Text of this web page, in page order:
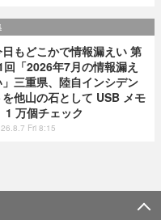
もどこかで情報漏えい 第
回「2026年7月の情報漏え
」三重県、陸自インシデン
を他山の石として USB メモ
1 万個チェック
Fri 8:15